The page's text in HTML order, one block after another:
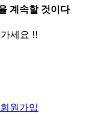
계속할 것이다
세요 !!
회원가입